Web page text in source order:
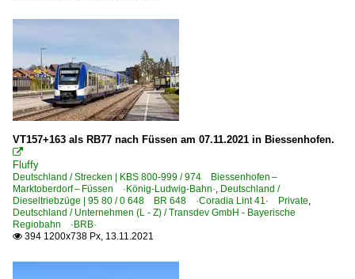
VT157+163 als RB77 nach Füssen am 07.11.2021 in Biessenhofen.

Fluffy
Deutschland / Strecken | KBS 800-999 / 974 Biessenhofen –
Marktoberdorf – Füssen ·König-Ludwig-Bahn·, Deutschland /
Dieseltriebzüge | 95 80 / 0 648 BR 648 ·Coradia Lint 41· Private,
Deutschland / Unternehmen (L - Z) / Transdev GmbH - Bayerische
Regiobahn ·BRB·
 394 1200x738 Px, 13.11.2021